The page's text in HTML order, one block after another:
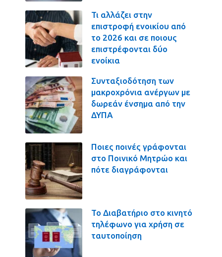
Τι αλλάζει στην
επιστροφή ενοικίου από
το 2026 και σε ποιους
επιστρέφονται δύο
ενοίκια
Συνταξιοδότηση των
μακροχρόνια ανέργων με
δωρεάν ένσημα από την
ΔΥΠΑ
Ποιες ποινές γράφονται
στο Ποινικό Μητρώο και
πότε διαγράφονται
Το Διαβατήριο στο κινητό
τηλέφωνο για χρήση σε
ταυτοποίηση